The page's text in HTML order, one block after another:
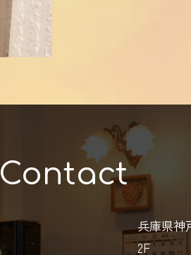
Contact
兵庫県神
2F